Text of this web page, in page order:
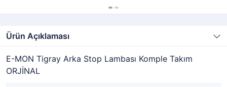
Ürün Açıklaması
E-MON Tigray Arka Stop Lambası Komple Takım
ORJİNAL